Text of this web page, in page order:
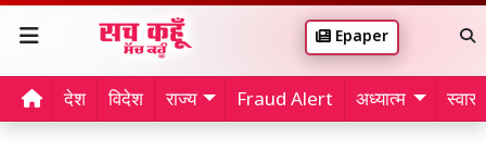
Epaper
देश विदेश राज्य Fraud Alert अध्यात्म